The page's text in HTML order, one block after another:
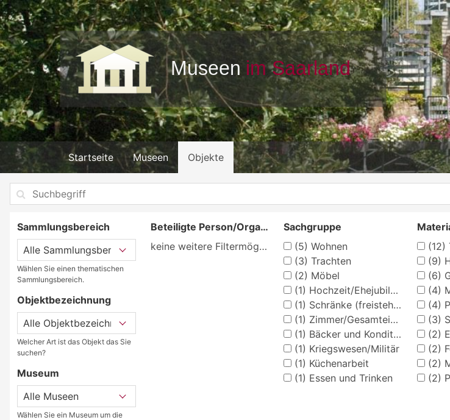
Startseite Museen Objekte
Sammlungsbereich
Wählen Sie einen thematischen
Sammlungsbereich.
Objektbezeichnung
Welcher Art ist das Objekt das Sie
suchen?
Museum
Wählen Sie ein Museum um die
Beteiligte Person/Organisation
keine weitere Filtermöglichkeit
Sachgruppe
(5) Wohnen
(3) Trachten
(2) Möbel
(1) Hochzeit/Ehejubiläen
(1) Schränke (freistehend)
(1) Zimmer/Gesamteinrichtungen
(1) Bäcker und Konditor
(1) Kriegswesen/Militär
(1) Küchenarbeit
(1) Essen und Trinken
(12)
(9)
(6)
(4)
(4)
(3)
(2)
(2)
(2)
(2)